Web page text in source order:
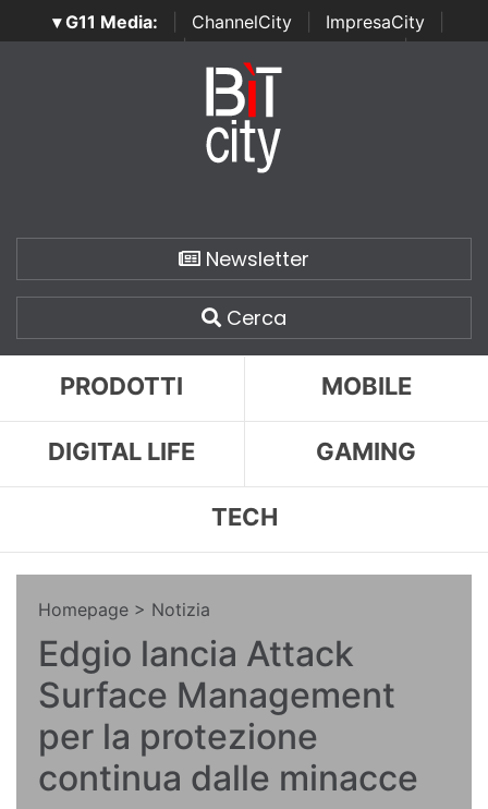
▾ G11 Media: ChannelCity ImpresaCity
SecurityOpenLab | Italian Channel Awards | Italian
Italian Security Awards
Newsletter
Cerca
PRODOTTI MOBILE
DIGITAL LIFE GAMING
TECH
Homepage > Notizia
Edgio lancia Attack
Surface Management
per la protezione
continua dalle minacce